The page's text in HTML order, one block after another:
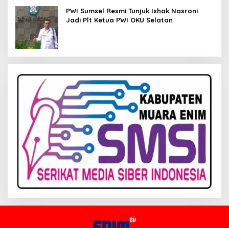
PWI Sumsel Resmi Tunjuk Ishak Nasroni
Jadi Plt Ketua PWI OKU Selatan